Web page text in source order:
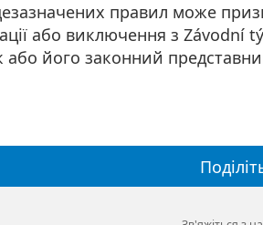
правил може
або виключення з Závodní
його законний